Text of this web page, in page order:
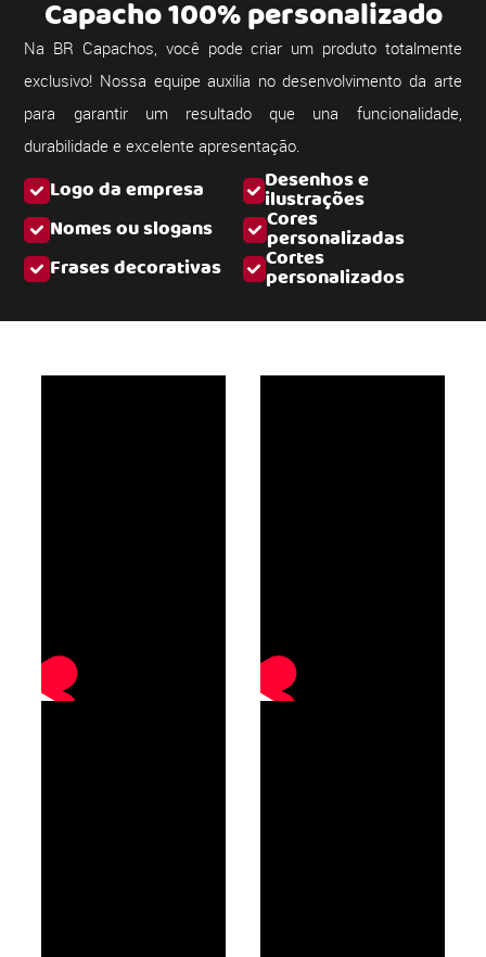
Logo da empresa Desenhos e
ilustrações
Nomes ou slogans
Cores
personalizadas
Frases decorativas
Cortes
personalizados
Capacho 100% personalizado
Na BR Capachos, você pode criar um produto totalmente
exclusivo! Nossa equipe auxilia no desenvolvimento da arte
para garantir um resultado que una funcionalidade,
durabilidade e excelente apresentação.